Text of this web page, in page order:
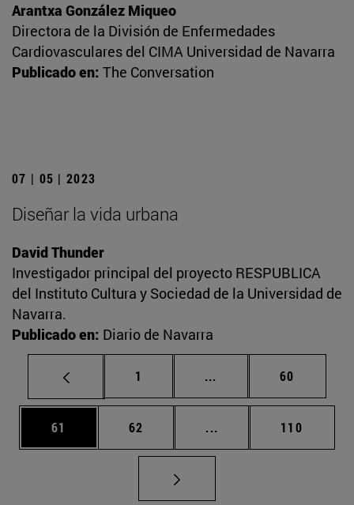
Arantxa González Miqueo
Directora de la División de Enfermedades
Cardiovasculares del CIMA Universidad de Navarra
Publicado en: The Conversation
07 | 05 | 2023
Diseñar la vida urbana
David Thunder
Investigador principal del proyecto RESPUBLICA
del Instituto Cultura y Sociedad de la Universidad de
Navarra.
Publicado en: Diario de Navarra
Página
1 ... Páginas intermedias
Página
60
Página
61 Página
62 ... Páginas intermedias
Página
110